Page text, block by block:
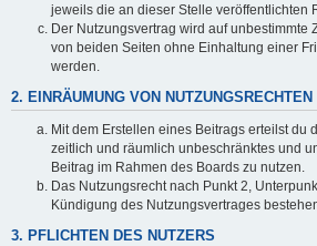
jeweils die an dieser Stelle veröffentlichten
Der Nutzungsvertrag wird auf unbestimmte
von beiden Seiten ohne Einhaltung einer
werden.
2. EINRÄUMUNG VON NUTZUNGSRECHTEN
Mit dem Erstellen eines Beitrags erteilst du
zeitlich und räumlich unbeschränktes und
Beitrag im Rahmen des Boards zu nutzen.
Das Nutzungsrecht nach Punkt 2,
Kündigung des Nutzungsvertrages
3. PFLICHTEN DES NUTZERS